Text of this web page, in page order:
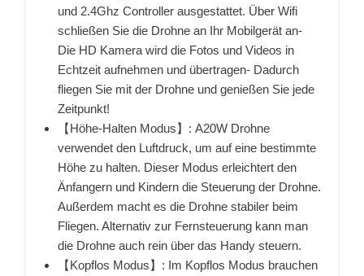
und 2.4Ghz Controller ausgestattet. Über Wifi
schließen Sie die Drohne an Ihr Mobilgerät an-
Die HD Kamera wird die Fotos und Videos in
Echtzeit aufnehmen und übertragen- Dadurch
fliegen Sie mit der Drohne und genießen Sie jede
Zeitpunkt!
【Höhe-Halten Modus】: A20W Drohne
verwendet den Luftdruck, um auf eine bestimmte
Höhe zu halten. Dieser Modus erleichtert den
Änfangern und Kindern die Steuerung der Drohne.
Außerdem macht es die Drohne stabiler beim
Fliegen. Alternativ zur Fernsteuerung kann man
die Drohne auch rein über das Handy steuern.
【Kopflos Modus】: Im Kopflos Modus brauchen